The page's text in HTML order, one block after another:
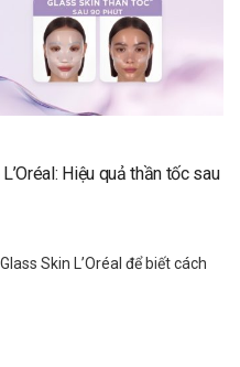
Hiệu quả thần tốc sau
Skin L’Oréal để biết cách